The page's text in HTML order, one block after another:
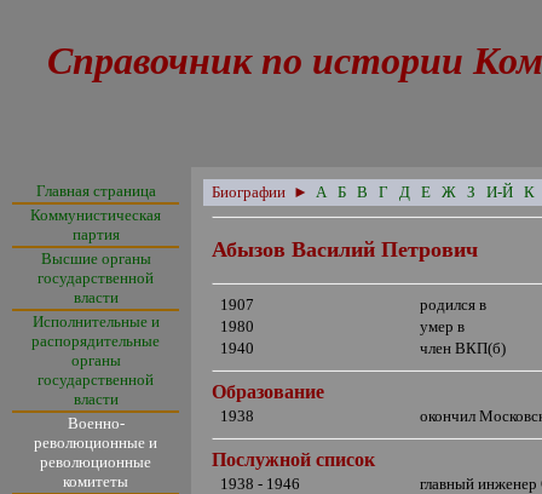
Справочник по истории
Главная страница
Коммунистическая
партия
Высшие органы
государственной
власти
Исполнительные и
распорядительные
органы
государственной
власти
Военно-
революционные и
революционные
комитеты
Биографии ► А Б В Г Д Е Ж З И-Й К
Абызов Василий Петрович
1907
родился в
1980
умер в
1940
член ВКП(б)
Образование
1938 окончил
Послужной список
1938 - 1946
главный инженер